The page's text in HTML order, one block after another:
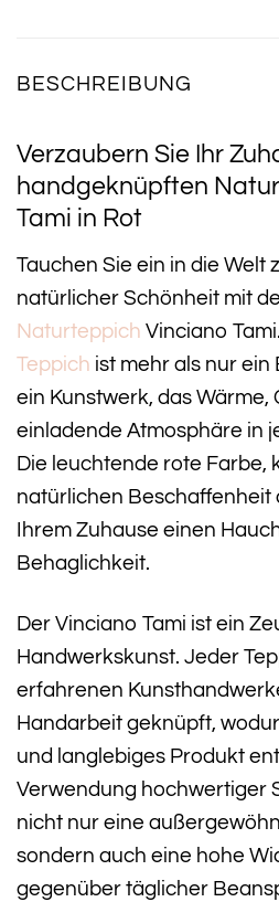
BESCHREIBUNG
Verzaubern Sie Ihr
handgeknüpften
Tami in Rot
Tauchen Sie ein in die Welt
natürlicher Schönheit mit
Naturteppich Vinciano
Teppich ist mehr als nur
ein Kunstwerk, das
einladende Atmosphäre in
Die leuchtende rote Farbe,
natürlichen Beschaffenheit
Ihrem Zuhause einen
Behaglichkeit.
Der Vinciano Tami ist ein
Handwerkskunst. Jeder
erfahrenen
Handarbeit geknüpft,
und langlebiges Produkt
Verwendung hochwertiger
nicht nur eine
sondern auch eine hohe
gegenüber täglicher